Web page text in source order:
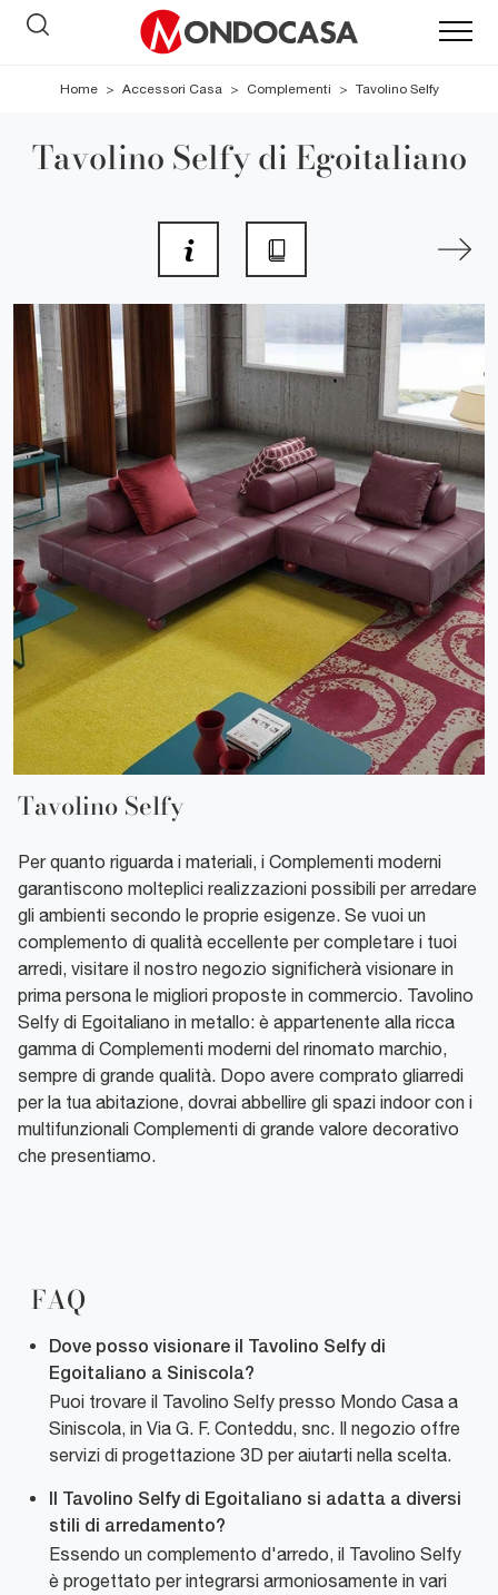
Home > Accessori Casa > Complementi > Tavolino Selfy
Tavolino Selfy di Egoitaliano
Tavolino Selfy
Per quanto riguarda i materiali, i Complementi moderni
garantiscono molteplici realizzazioni possibili per arredare
gli ambienti secondo le proprie esigenze. Se vuoi un
complemento di qualità eccellente per completare i tuoi
arredi, visitare il nostro negozio significherà visionare in
prima persona le migliori proposte in commercio. Tavolino
Selfy di Egoitaliano in metallo: è appartenente alla ricca
gamma di Complementi moderni del rinomato marchio,
sempre di grande qualità. Dopo avere comprato gliarredi
per la tua abitazione, dovrai abbellire gli spazi indoor con i
multifunzionali Complementi di grande valore decorativo
che presentiamo.
FAQ
Dove posso visionare il Tavolino Selfy di
Egoitaliano a Siniscola?
Puoi trovare il Tavolino Selfy presso Mondo Casa a
Siniscola, in Via G. F. Conteddu, snc. Il negozio offre
servizi di progettazione 3D per aiutarti nella scelta.
Il Tavolino Selfy di Egoitaliano si adatta a diversi
stili di arredamento?
Essendo un complemento d'arredo, il Tavolino Selfy
è progettato per integrarsi armoniosamente in vari